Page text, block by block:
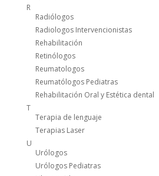
R
Radiólogos
Radiologos Intervencionistas
Rehabilitación
Retinólogos
Reumatologos
Reumatólogos Pediatras
Rehabilitación Oral y Estética dental
T
Terapia de lenguaje
Terapias Laser
U
Urólogos
Urólogos Pediatras